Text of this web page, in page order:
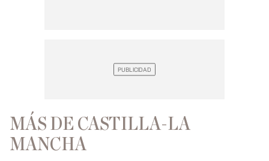
MÁS DE CASTILLA-LA
MANCHA